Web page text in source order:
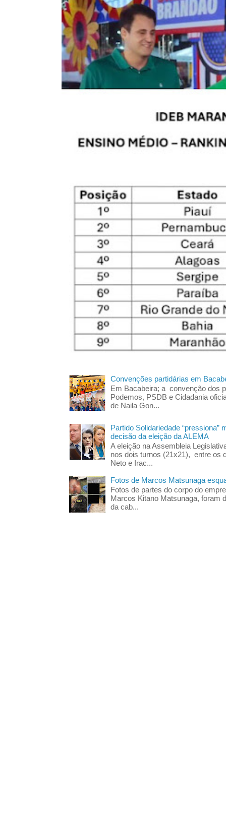
Convenções partidárias em
Em Bacabeira; a convenção dos
Podemos, PSDB e Cidadania
de Naila Gon...
Partido Solidariedade “pressiona”
decisão da eleição da ALEMA
A eleição na Assembleia
nos dois turnos (21x21), entre os
Neto e Irac...
Fotos de Marcos Matsunaga
Fotos de partes do corpo do
Marcos Kitano Matsunaga, foram
da cab...